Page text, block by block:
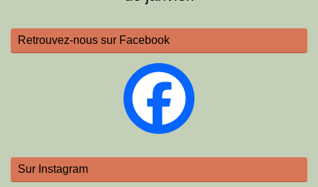
Retrouvez-nous sur Facebook
Sur Instagram